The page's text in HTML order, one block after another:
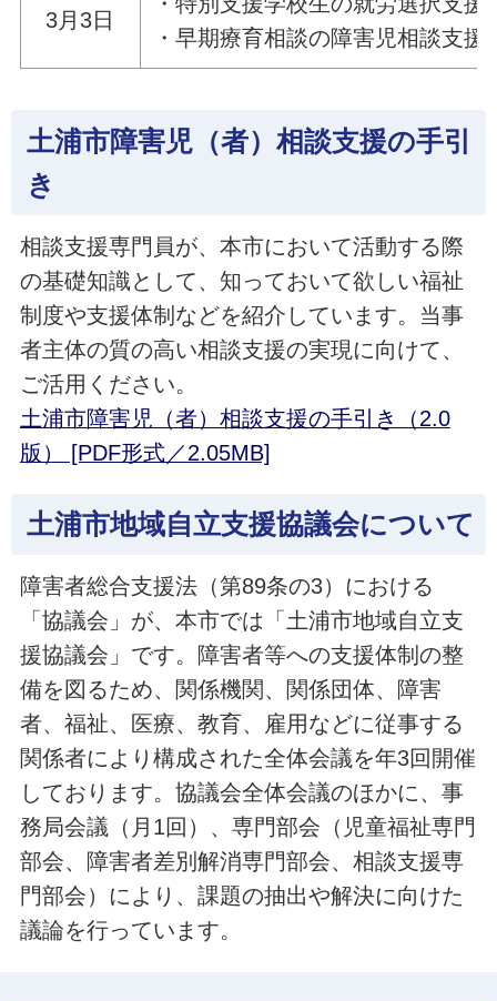
3月3日
・早期療育相談の障害児相談支援
土浦市障害児（者）相談支援の手引
き
相談支援専門員が、本市において活動する際
の基礎知識として、知っておいて欲しい福祉
制度や支援体制などを紹介しています。当事
者主体の質の高い相談支援の実現に向けて、
ご活用ください。
土浦市障害児（者）相談支援の手引き（2.0
版） [PDF形式／2.05MB]
土浦市地域自立支援協議会について
障害者総合支援法（第89条の3）における
「協議会」が、本市では「土浦市地域自立支
援協議会」です。障害者等への支援体制の整
備を図るため、関係機関、関係団体、障害
者、福祉、医療、教育、雇用などに従事する
関係者により構成された全体会議を年3回開催
しております。協議会全体会議のほかに、事
務局会議（月1回）、専門部会（児童福祉専門
部会、障害者差別解消専門部会、相談支援専
門部会）により、課題の抽出や解決に向けた
議論を行っています。